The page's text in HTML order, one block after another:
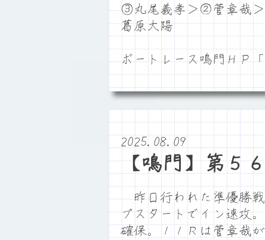
③丸尾義孝＞②菅章哉
葛原大陽
ボートレース鳴門Ｈ
2025.08.09
【鳴門】第５
昨日行われた準優勝
プスタートでイン速攻
確保。１１Ｒは菅章哉